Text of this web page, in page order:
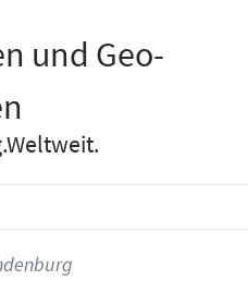
und Geo-